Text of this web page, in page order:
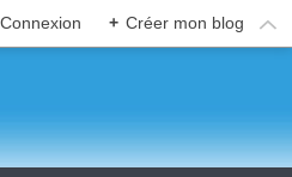
Connexion + Créer mon blog